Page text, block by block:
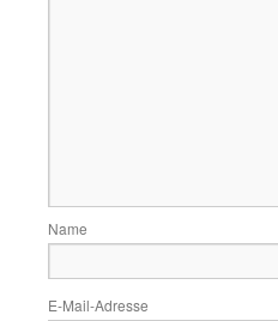
Name
E-Mail-Adresse